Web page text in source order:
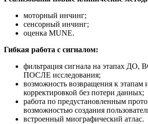
моторный инчинг;
сенсорный инчинг;
оценка MUNE.
Гибкая работа с сигналом:
фильтрация сигнала на этапах
ПОСЛЕ исследования;
возможность возвращения к этапам
корректировкой без потери данных;
работа по предустановленным
возможностью создания
встроенный миографический атлас.